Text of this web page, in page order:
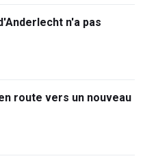
n'a pas
route vers un nouveau